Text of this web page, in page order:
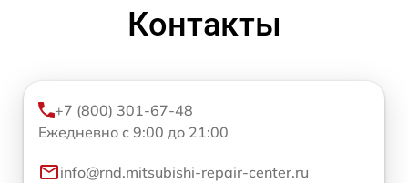
Контакты
+7 (800) 301-67-48
Ежедневно с 9:00 до 21:00
info@rnd.mitsubishi-repair-center.ru